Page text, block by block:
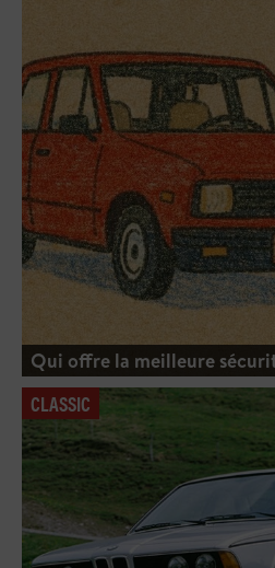
Qui offre la meilleure
CLASSIC